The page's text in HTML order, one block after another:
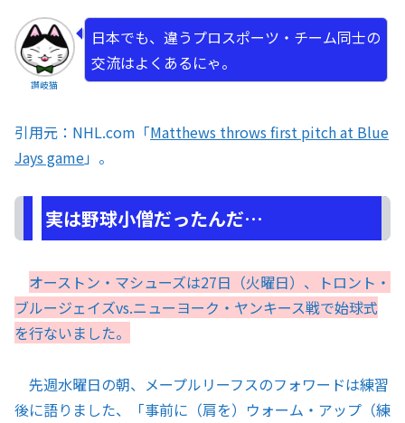
讃岐猫
日本でも、違うプロスポーツ・チーム同士の
交流はよくあるにゃ。
引用元：NHL.com「Matthews throws first pitch at Blue
Jays game」。
実は野球小僧だったんだ…
オーストン・マシューズは27日（火曜日）、トロント・
ブルージェイズvs.ニューヨーク・ヤンキース戦で始球式
を行ないました。
先週水曜日の朝、メープルリーフスのフォワードは練習
後に語りました、「事前に（肩を）ウォーム・アップ（練